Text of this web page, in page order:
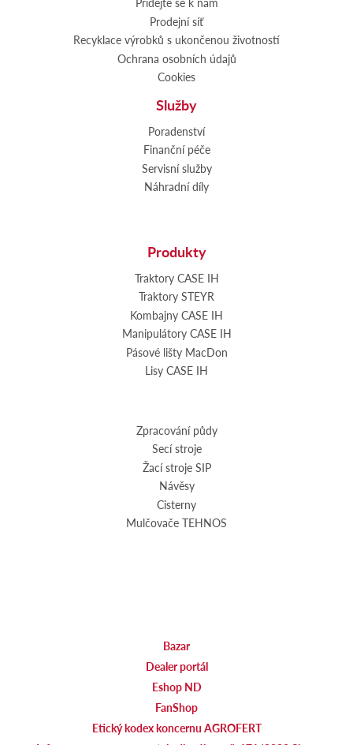
Prodejní síť
Recyklace výrobků s ukončenou životností
Ochrana osobních údajů
Cookies
Služby
Poradenství
Finanční péče
Servisní služby
Náhradní díly
Produkty
Traktory CASE IH
Traktory STEYR
Kombajny CASE IH
Manipulátory CASE IH
Pásové lišty MacDon
Lisy CASE IH
Zpracování půdy
Secí stroje
Žací stroje SIP
Návěsy
Cisterny
Mulčovače TEHNOS
Bazar
Dealer portál
Eshop ND
FanShop
Etický kodex koncernu AGROFERT